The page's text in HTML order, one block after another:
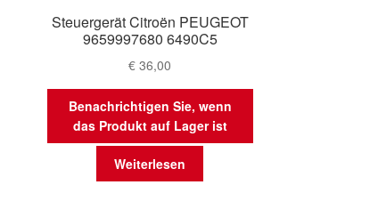
Steuergerät Citroën PEUGEOT
9659997680 6490C5
€ 36,00
Benachrichtigen Sie, wenn
das Produkt auf Lager ist
Weiterlesen